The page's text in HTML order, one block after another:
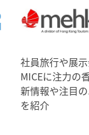
社員旅行や展
MICEに注力の
新情報や注目
を紹介